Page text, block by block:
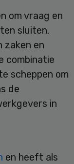
om vraag en
sluiten.
zaken en
combinatie
scheppen om
de
in
en heeft als